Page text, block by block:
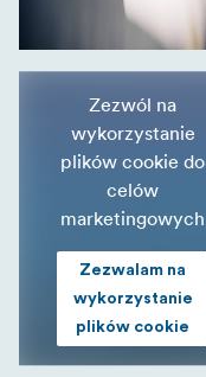
Zezwól na
wykorzystanie
plików cookie do
celów
marketingowych
Zezwalam na
wykorzystanie
plików cookie